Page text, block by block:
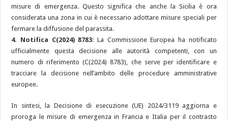
misure di emergenza. Questo significa che anche la Sicilia è ora
considerata una zona in cui è necessario adottare misure speciali per
fermare la diffusione del parassita.
4. Notifica C(2024) 8783: La Commissione Europea ha notificato
ufficialmente questa decisione alle autorità competenti, con un
numero di riferimento (C(2024) 8783), che serve per identificare e
tracciare la decisione nell’ambito delle procedure amministrative
europee.
In sintesi, la Decisione di esecuzione (UE) 2024/3119 aggiorna e
proroga le misure di emergenza in Francia e Italia per il contrasto